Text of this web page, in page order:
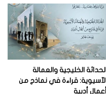
الحداثة الخليجية والعمالة
الآسيوية: قراءة في نماذج من
أعمال أدبية